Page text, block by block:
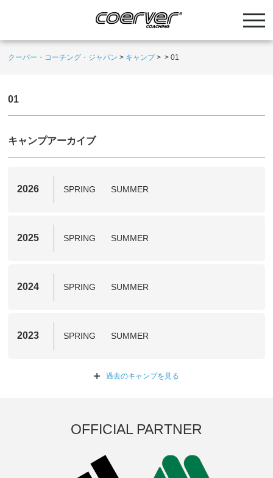
クーバー・コーチング・ジャパン > キャンプ> >01
01
キャンプアーカイブ
2026 SPRING SUMMER
2025 SPRING SUMMER
2024 SPRING SUMMER
2023 SPRING SUMMER
過去のキャンプを 見る
OFFICIAL PARTNER